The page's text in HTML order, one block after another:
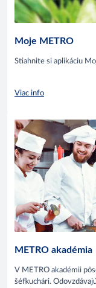
Moje METRO
Stiahnite si aplikáciu
Viac info
METRO akadémia
V METRO akadémii
šéfkuchári.